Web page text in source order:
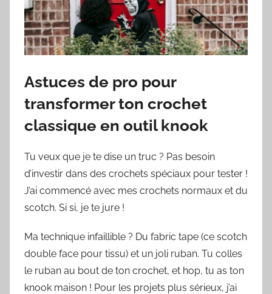
Astuces de pro pour
transformer ton crochet
classique en outil knook
Tu veux que je te dise un truc ? Pas besoin
d’investir dans des crochets spéciaux pour tester !
J’ai commencé avec mes crochets normaux et du
scotch. Si si, je te jure !
Ma technique infaillible ? Du fabric tape (ce scotch
double face pour tissu) et un joli ruban. Tu colles
le ruban au bout de ton crochet, et hop, tu as ton
knook maison ! Pour les projets plus sérieux, j’ai